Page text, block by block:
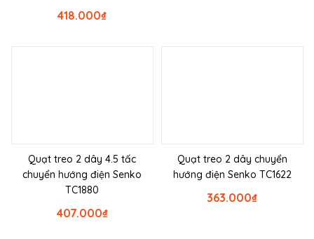
₫
418.000
Quạt treo 2 dây 4.5 tấc
chuyển hướng điện Senko
TC1880
₫
407.000
Quạt treo 2 dây chuyển
hướng điện Senko TC1622
₫
363.000